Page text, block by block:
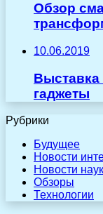
Обзор
10.06.2019
гаджеты
Рубрики
Будущее
Новости
Новости
Обзоры
Технологии